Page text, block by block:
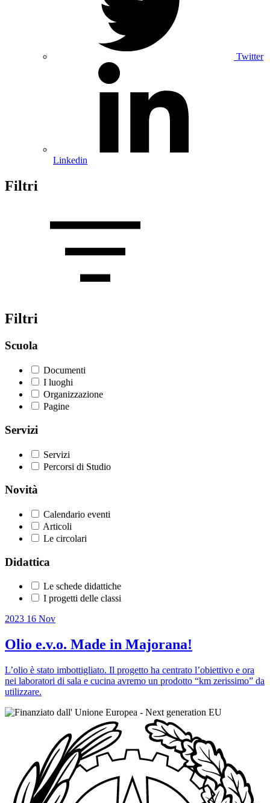
Twitter
Linkedin
Filtri
Filtri
Scuola
Documenti
I luoghi
Organizzazione
Pagine
Servizi
Servizi
Percorsi di Studio
Novità
Calendario eventi
Articoli
Le circolari
Didattica
Le schede didattiche
I progetti delle classi
2023 16 Nov
Olio e.v.o. Made in Majorana!
L’olio è stato imbottigliato. Il progetto ha centrato l’obiettivo e ora
nei laboratori di sala e cucina avremo un prodotto “km zerissimo” da
utilizzare.